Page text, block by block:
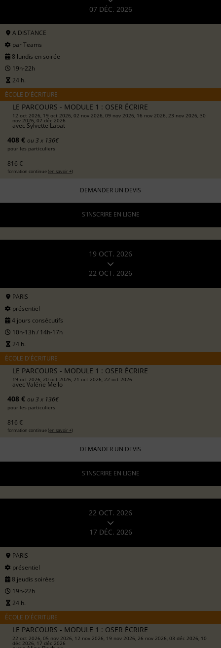
07 DÉC. 2026
A DISTANCE
par Teams
8 lundis en soirée
19h-22h
24 h.
ÉCOLE D'ÉCRITURE
LE PARCOURS - MODULE 1 : OSER ÉCRIRE
12 oct 2026, 19 oct 2026, 02 nov 2026, 09 nov 2026, 16 nov 2026, 23 nov 2026, 30
nov 2026, 07 déc 2026
avec Sylvette Labat
408 € ou 3 x 136€
pour les particuliers
816 €
formation continue (en savoir +)
DEMANDER UN DEVIS
S'INSCRIRE EN LIGNE
19 OCT. 2026
22 OCT. 2026
PARIS
présentiel
4 jours consécutifs
10h-13h / 14h-17h
24 h.
ÉCOLE D'ÉCRITURE
LE PARCOURS - MODULE 1 : OSER ÉCRIRE
19 oct 2026, 20 oct 2026, 21 oct 2026, 22 oct 2026
avec Valérie Mello
408 € ou 3 x 136€
pour les particuliers
816 €
formation continue (en savoir +)
DEMANDER UN DEVIS
S'INSCRIRE EN LIGNE
22 OCT. 2026
17 DÉC. 2026
PARIS
présentiel
8 jeudis soirées
19h-22h
24 h.
ÉCOLE D'ÉCRITURE
LE PARCOURS - MODULE 1 : OSER ÉCRIRE
22 oct 2026, 05 nov 2026, 12 nov 2026, 19 nov 2026, 26 nov 2026, 03 déc 2026, 10
déc 2026, 17 déc 2026